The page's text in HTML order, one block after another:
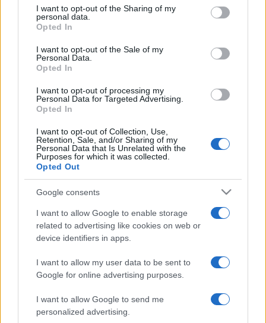
not limited to your visit or usage behaviour. You may click to
grant or deny consent to Google and its third-party tags to
use your data for below specified purposes in below Google
consent section.
I want to opt-out of the Sharing of my
personal data.
Opted In
I want to opt-out of the Sale of my
Personal Data.
Opted In
I want to opt-out of processing my
Personal Data for Targeted Advertising.
Opted In
I want to opt-out of Collection, Use,
Retention, Sale, and/or Sharing of my
Personal Data that Is Unrelated with the
Purposes for which it was collected.
Opted Out
Google consents
I want to allow Google to enable storage
related to advertising like cookies on web or
device identifiers in apps.
I want to allow my user data to be sent to
Google for online advertising purposes.
I want to allow Google to send me
personalized advertising.
EGYÉB
Kezdődik a Campus Fesztivál
Debrecenben
A debreceni Nagyerdőben szerda délután megnyitja kapuit
Ezt is nézd meg Debrecenben!
A nyári időszak egyik leghíresebb országos programja a
Debreceni Virágkarnevál. Aki erre az eseményre érkezik,
vagy csak egy kötetlen hétvégi kirándulást tesz a
cívisvárosba, érdekes kulturális programokat is találhat. A
következő helyszínekre biztosan érdemes ellátogatni!
EGYÉB
Több mint ezer zenész a Nagyerdőben
Idén 19 programhelyszínen 255 zenei előadó, ezer zenész
és mintegy 200 egyéb attrakció várja a látogatókat négy